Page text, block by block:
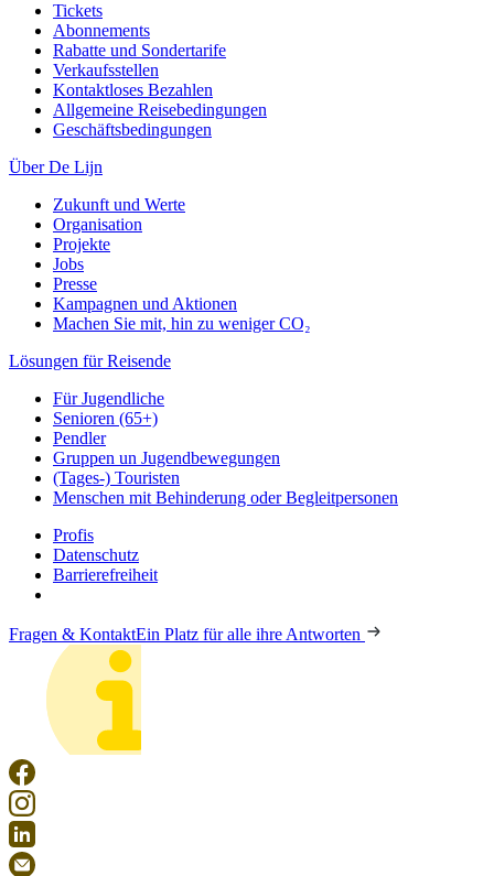
Tickets
Abonnements
Rabatte und Sondertarife
Verkaufsstellen
Kontaktloses Bezahlen
Allgemeine Reisebedingungen
Geschäftsbedingungen
Über De Lijn
Zukunft und Werte
Organisation
Projekte
Jobs
Presse
Kampagnen und Aktionen
Machen Sie mit, hin zu weniger CO₂
Lösungen für Reisende
Für Jugendliche
Senioren (65+)
Pendler
Gruppen un Jugendbewegungen
(Tages-) Touristen
Menschen mit Behinderung oder Begleitpersonen
Profis
Datenschutz
Barrierefreiheit
Fragen & KontaktEin Platz für alle ihre Antworten